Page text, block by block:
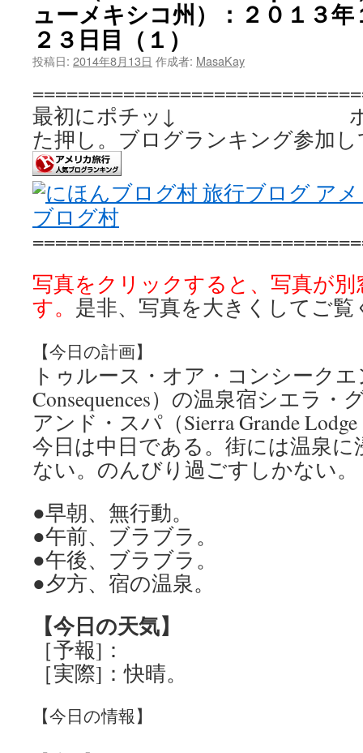
ューメキシコ州）：２０１３
２３日目（１）
投稿日: 2014年8月13日 作成者: MasaKay
最初にポチッ↓ ポ
た押し。ブログランキング参加
ブログ村
写真をクリックすると、写真が
す。 是非、写真を大きくしてご覧
【今日の計画】
トゥルース・オア・コンシーク
Consequences）の温泉宿シエラ
アンド・スパ（Sierra Grande
今日は中日である。街には温泉
ない。のんびり過ごすしかない。
●早朝、無行動。
●午前、ブラブラ。
●午後、ブラブラ。
●夕方、宿の温泉。
【今日の天気】
［予報]：
［実際]：快晴。
【今日の情報】